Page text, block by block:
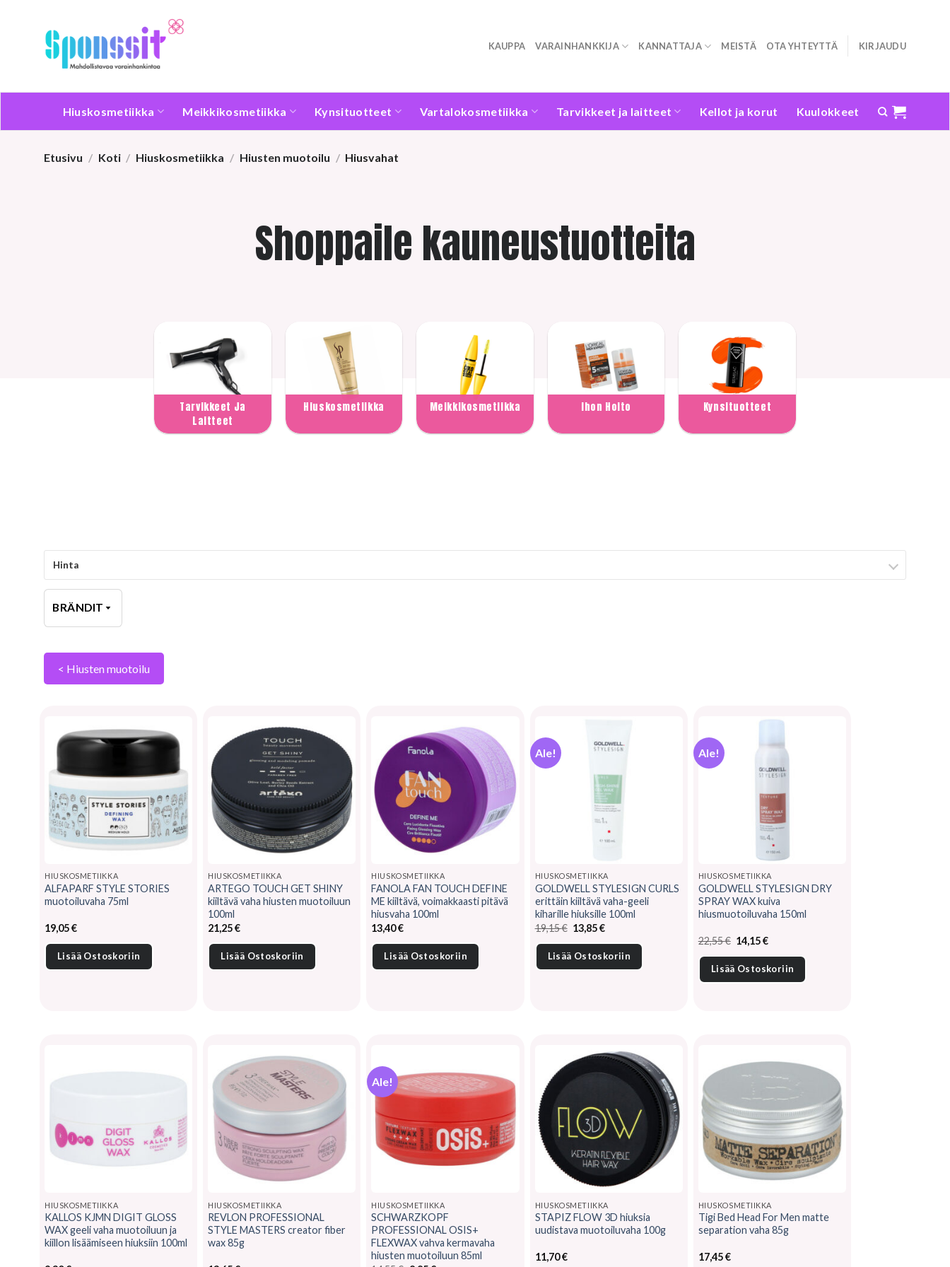
KAUPPA VARAINHANKKIJA KANNATTAJA MEISTÄ OTA YHTEYTTÄ KIRJAUDU
Hiuskosmetiikka Meikkikosmetiikka Kynsituotteet Vartalokosmetiikka Tarvikkeet ja laitteet Kellot ja korut Kuulokkeet
Etusivu / Koti / Hiuskosmetiikka / Hiusten muotoilu / Hiusvahat
Shoppaile kauneustuotteita
Tarvikkeet Ja
Laitteet
Hiuskosmetiikka Meikkikosmetiikka Ihon Hoito Kynsituotteet
Hinta
BRÄNDIT
< Hiusten muotoilu
HIUSKOSMETIIKKA
ALFAPARF STYLE STORIES
muotoiluvaha 75ml
19,05€
Lisää Ostoskoriin
HIUSKOSMETIIKKA
ARTEGO TOUCH GET SHINY
kiiltävä vaha hiusten muotoiluun
100ml
21,25€
Lisää Ostoskoriin
HIUSKOSMETIIKKA
FANOLA FAN TOUCH DEFINE
ME kiiltävä, voimakkaasti pitävä
hiusvaha 100ml
13,40€
Lisää Ostoskoriin
Ale!
HIUSKOSMETIIKKA
GOLDWELL STYLESIGN CURLS
erittäin kiiltävä vaha-geeli
kiharille hiuksille 100ml
19,15€ Alkuperäinen
hinta
oli:
19,15 €.
13,85€Nykyinen
on:
13,85 €.
Lisää Ostoskoriin
Ale!
HIUSKOSMETIIKKA
GOLDWELL STYLESIGN DRY
SPRAY WAX kuiva
hiusmuotoiluvaha 150ml
22,55€ Alkuperäinen
hinta
oli:
22,55 €.
14,15€Nykyinen
on:
14,15 €.
Lisää Ostoskoriin
HIUSKOSMETIIKKA
KALLOS KJMN DIGIT GLOSS
WAX geeli vaha muotoiluun ja
kiillon lisäämiseen hiuksiin 100ml
HIUSKOSMETIIKKA
REVLON PROFESSIONAL
STYLE MASTERS creator fiber
wax 85g
Ale!
HIUSKOSMETIIKKA
SCHWARZKOPF
PROFESSIONAL OSIS+
FLEXWAX vahva kermavaha
hiusten muotoiluun 85ml
HIUSKOSMETIIKKA
STAPIZ FLOW 3D hiuksia
uudistava muotoiluvaha 100g
11,70€
HIUSKOSMETIIKKA
Tigi Bed Head For Men matte
separation vaha 85g
17,45€